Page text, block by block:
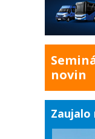
novin
Zaujalo